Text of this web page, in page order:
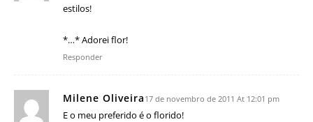
estilos!
*…* Adorei flor!
Responder
Milene Oliveira 17 de novembro de 2011 At 12:01 pm
E o meu preferido é o florido!